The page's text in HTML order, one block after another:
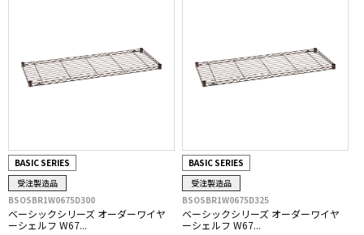
BASIC SERIES
受注製造品
BSOSBR1W0675D300
ベーシックシリーズ オーダーワイヤ
ーシェルフ W67...
BASIC SERIES
受注製造品
BSOSBR1W0675D325
ベーシックシリーズ オーダーワイヤ
ーシェルフ W67...